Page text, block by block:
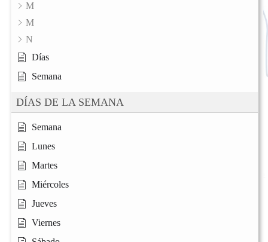
M
M
N
Días
Semana
DÍAS DE LA SEMANA
Semana
Lunes
Martes
Miércoles
Jueves
Viernes